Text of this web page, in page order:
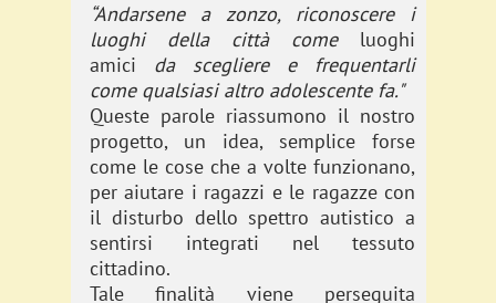
“Andarsene a zonzo, riconoscere i
luoghi della città come luoghi
amici da scegliere e frequentarli
come qualsiasi altro adolescente fa."
Queste parole riassumono il nostro
progetto, un idea, semplice forse
come le cose che a volte funzionano,
per aiutare i ragazzi e le ragazze con
il disturbo dello spettro autistico a
sentirsi integrati nel tessuto
cittadino.
Tale finalità viene perseguita